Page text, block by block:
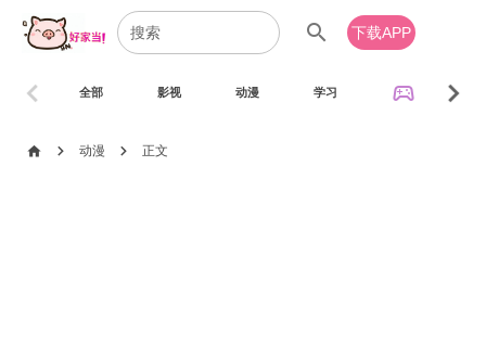
search 下载APP
全部 影视 动漫 学习 sports_esports
chevron_left chevron_right
home chevron_right 动漫 chevron_right 正文